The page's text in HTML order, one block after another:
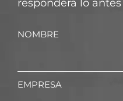
responderá lo
NOMBRE
EMPRESA